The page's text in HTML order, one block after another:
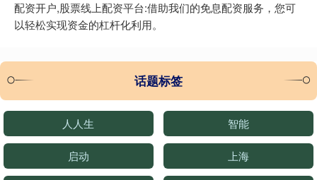
配资开户,股票线上配资平台:借助我们的免息配资服务，您可
以轻松实现资金的杠杆化利用。
话题标签
人人生 智能
启动 上海